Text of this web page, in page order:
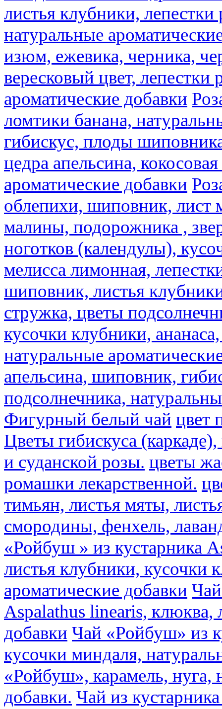
листья клубники,
натуральные
изюм, ежевика, черника,
вересковый цвет, лепестки
ароматические добавки
ломтики банана,
гибискус, плоды
цедра апельсина,
ароматические добавки
облепихи, шиповник, лист
малины, подорожника ,
ноготков (календулы),
мелисса лимонная,
шиповник, листья
стружка, цветы
кусочки клубники,
натуральные
апельсина, шиповник,
подсолнечника,
Фигурный белый чай цвет
Цветы гибискуса
и суданской розы. цветы
ромашки лекарственной.
тимьян, листья мяты,
смородины, фенхель,
«Ройбуш » из кустарника
листья клубники, кусочки
ароматические добавки
Aspalathus linearis, клюква,
добавки Чай «Ройбуш» из
кусочки миндаля,
«Ройбуш», карамель, нуга,
добавки. Чай из